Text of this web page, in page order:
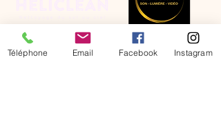
Téléphone Email Facebook Instagram